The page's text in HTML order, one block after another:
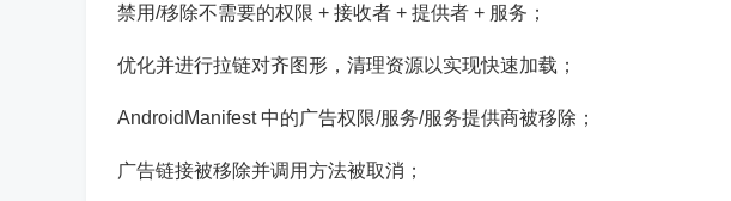
禁用/移除不需要的权限 + 接收者 + 提供者 + 服务；
优化并进行拉链对齐图形，清理资源以实现快速加载；
AndroidManifest 中的广告权限/服务/服务提供商被移除；
广告链接被移除并调用方法被取消；